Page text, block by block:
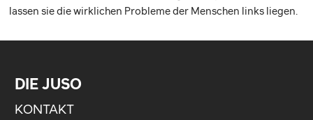
lassen sie die wirklichen Probleme der Menschen links liegen.
DIE JUSO
KONTAKT